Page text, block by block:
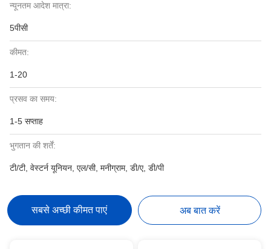
न्यूनतम आदेश मात्रा:
5पीसी
कीमत:
1-20
प्रसव का समय:
1-5 सप्ताह
भुगतान की शर्तें:
टी/टी, वेस्टर्न यूनियन, एल/सी, मनीग्राम, डी/ए, डी/पी
सबसे अच्छी कीमत पाएं अब बात करें